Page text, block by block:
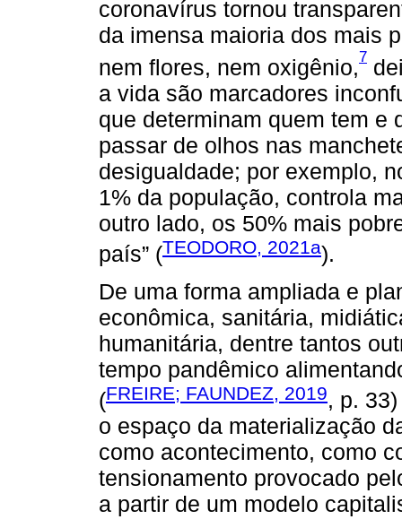
coronavírus tornou
da imensa maioria dos mais
nem flores, nem oxigênio,7
a vida são marcadores
que determinam quem tem e
passar de olhos nas
desigualdade; por exemplo,
1% da população, controla
outro lado, os 50% mais
país” (TEODORO, 2021a).
De uma forma ampliada e
econômica, sanitária,
humanitária, dentre tantos
tempo pandêmico
(FREIRE; FAUNDEZ, 2019, p.
o espaço da materialização
como acontecimento, como
tensionamento provocado
a partir de um modelo